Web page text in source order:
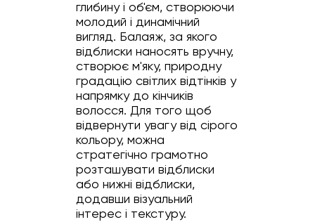
глибину і об'єм, створюючи
молодий і динамічний
вигляд. Балаяж, за якого
відблиски наносять вручну,
створює м'яку, природну
градацію світлих відтінків у
напрямку до кінчиків
волосся. Для того щоб
відвернути увагу від сірого
кольору, можна
стратегічно грамотно
розташувати відблиски
або нижні відблиски,
додавши візуальний
інтерес і текстуру.